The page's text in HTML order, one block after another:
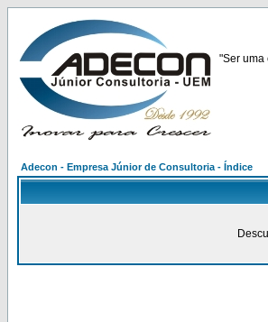
"Ser uma
Adecon - Empresa Júnior de Consultoria - Índice